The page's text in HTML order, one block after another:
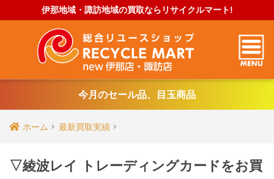
伊那地域・諏訪地域の買取ならリサイクルマート!
今月のセール品、目玉商品
ホーム 最新買取実績
▽綾波レイ トレーディングカードをお買